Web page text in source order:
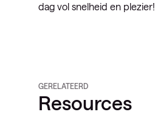
dag vol snelheid en plezier!
GERELATEERD
Resources